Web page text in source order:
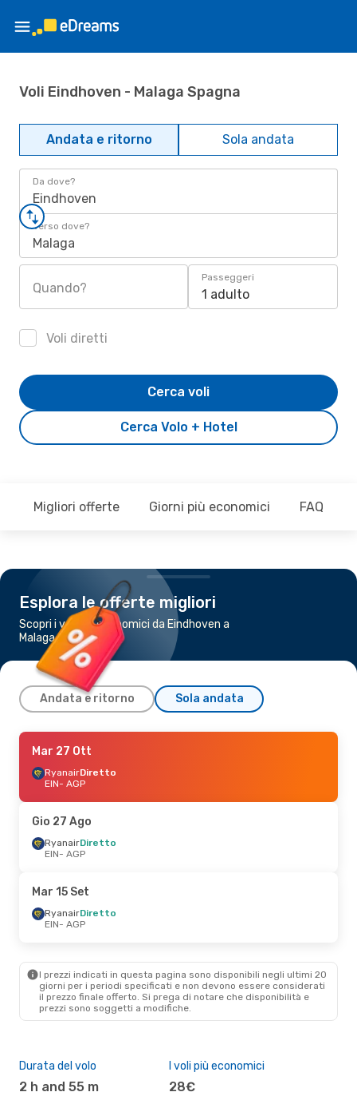
Voli Eindhoven - Malaga Spagna
Andata e ritorno Sola andata
Da dove?
Eindhoven
Verso dove?
Malaga
Quando?
Passeggeri
1 adulto
Voli diretti
Cerca Volo + Hotel
Cerca voli
Migliori offerte Giorni più economici FAQ
Esplora le offerte migliori
Scopri i voli più economici da Eindhoven a
Malaga
Andata e ritorno Sola andata
Ven 11 Set- Dom 13 Set
RyanairDiretto
EIN- AGP
AGP- EIN
Mer 26 Ago- Dom 30 Ago
RyanairDiretto
AGP- EIN
- AGP
Ryanair Diretto
AGP- EIN
Mar 27 Ott
RyanairDiretto
EIN- AGP
Gio 27 Ago
RyanairDiretto
EIN- AGP
Mar 15 Set
RyanairDiretto
EIN- AGP
I prezzi indicati in questa pagina sono disponibili negli ultimi 20
giorni per i periodi specificati e non devono essere considerati
il ​​prezzo finale offerto. Si prega di notare che disponibilità e
prezzi sono soggetti a modifiche.
Durata del volo
2 h and 55 m
I voli più economici
28€